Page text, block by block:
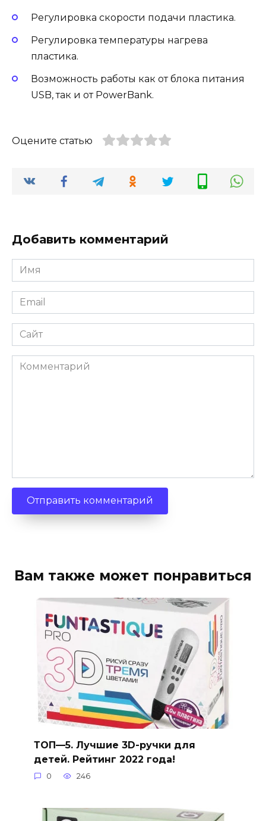
Регулировка скорости подачи пластика.
Регулировка температуры нагрева
пластика.
Возможность работы как от блока питания
USB, так и от PowerBank.
Оцените статью
Добавить комментарий
Имя
Email
Сайт
Комментарий
Вам также может понравиться
ТОП—5. Лучшие 3D-ручки для
детей. Рейтинг 2022 года!
0 246